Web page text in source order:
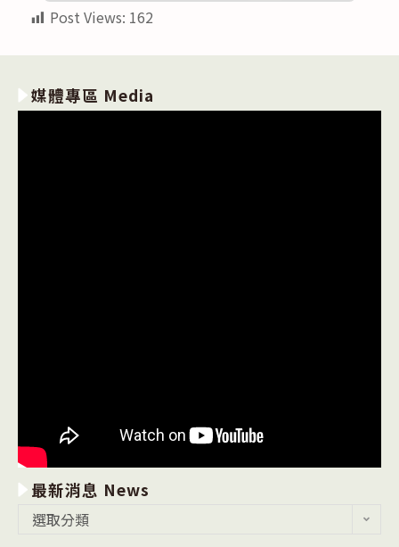
Post Views: 162
媒體專區 Media
最新消息 News
選取分類